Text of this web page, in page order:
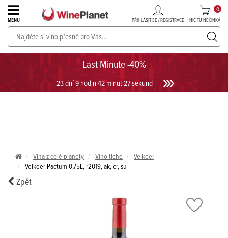
Last Minute -40%
23 dní 9 hodin 42 minut 27 sekund
MENU PŘIHLÁSIT SE / REGISTRACE NIC TU NECINKÁ
0
PROSECCO v akci až do -30%!UKÁZAT PROSECCO
Vína z celé planety Víno tiché
Velkeer
Velkeer Pactum 0,75L, r2019, ak, cr, su
Zpět